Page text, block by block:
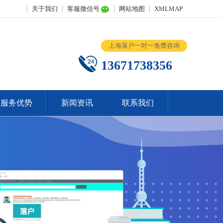
关于我们 客服微信号 网站地图 XMLMAP
上海落户一对一免费咨询
13671738356
服务优势 新闻资讯 联系我们